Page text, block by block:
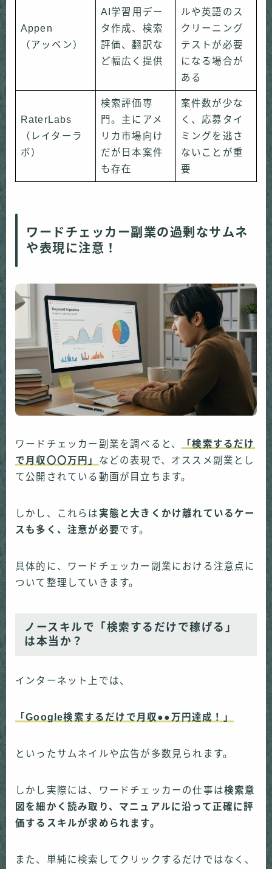
Appen
（アッペン）
AI学習用デー
タ作成、検索
評価、翻訳な
ど幅広く提供
ルや英語のス
クリーニング
テストが必要
になる場合が
ある
RaterLabs
（レイターラ
ボ）
検索評価専
門。主にアメ
リカ市場向け
だが日本案件
も存在
案件数が少な
く、応募タイ
ミングを逃さ
ないことが重
要
ワードチェッカー副業の過剰なサムネ
や表現に注意！
ワードチェッカー副業を調べると、
「検索するだけ
で月収〇〇万円」 などの表現で、オススメ副業とし
て公開されている動画が目立ちます。
しかし、これらは 実態と大きくかけ離れているケー
スも多く、注意が必要です。
具体的に、ワードチェッカー副業における注意点に
ついて整理していきます。
ノースキルで「検索するだけで稼げる」
は本当か？
インターネット上では、
「Google検索するだけで月収●●万円達成！」
といったサムネイルや広告が多数見られます。
しかし実際には、ワードチェッカーの仕事は検索意
図を細かく読み取り、マニュアルに沿って正確に評
価するスキルが求められます。
また、単純に検索してクリックするだけではなく、